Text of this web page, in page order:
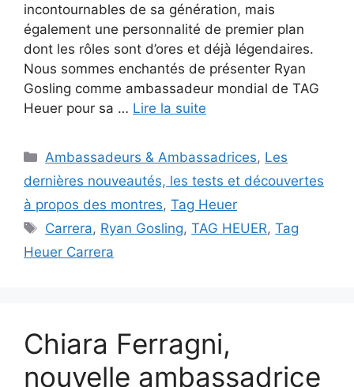
incontournables de sa génération, mais
également une personnalité de premier plan
dont les rôles sont d’ores et déjà légendaires.
Nous sommes enchantés de présenter Ryan
Gosling comme ambassadeur mondial de TAG
Heuer pour sa … Lire la suite
Catégories
Ambassadeurs & Ambassadrices, Les
dernières nouveautés, les tests et découvertes
à propos des montres, Tag Heuer
Étiquettes
Carrera, Ryan Gosling,TAG HEUER,Tag
Heuer Carrera
Chiara Ferragni,
nouvelle ambassadrice